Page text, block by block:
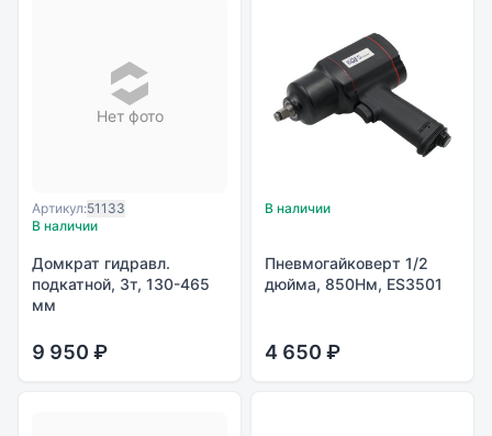
Нет фото
Артикул:51133
В наличии
Домкрат гидравл.
подкатной, 3т, 130-465
мм
9 950 ₽
В наличии
Пневмогайковерт 1/2
дюйма, 850Нм, ES3501
4 650 ₽